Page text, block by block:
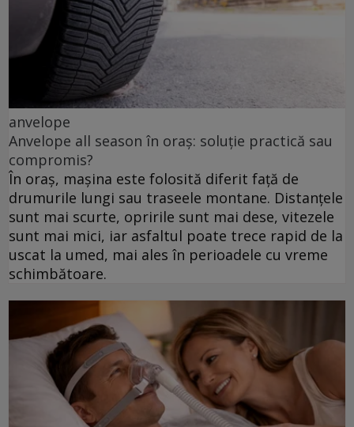
anvelope
Anvelope all season în oraș: soluție practică sau
compromis?
În oraș, mașina este folosită diferit față de
drumurile lungi sau traseele montane. Distanțele
sunt mai scurte, opririle sunt mai dese, vitezele
sunt mai mici, iar asfaltul poate trece rapid de la
uscat la umed, mai ales în perioadele cu vreme
schimbătoare.